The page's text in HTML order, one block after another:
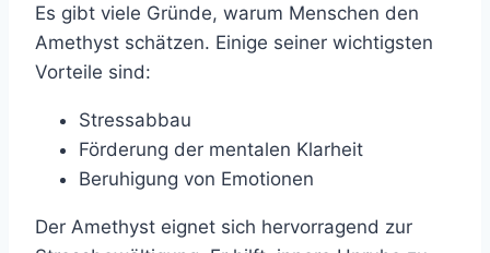
Es gibt viele Gründe, warum Menschen den
Amethyst schätzen. Einige seiner wichtigsten
Vorteile sind:
Stressabbau
Förderung der mentalen Klarheit
Beruhigung von Emotionen
Der Amethyst eignet sich hervorragend zur